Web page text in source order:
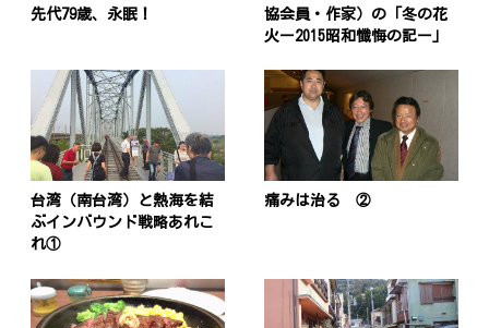
先代79歳、永眠！
協会員・作家）の「冬の花
火ー2015昭和懺悔の記ー」
台湾（南台湾）と熱海を結
ぶインバウンド戦略あれこ
れ①
痛みは治る ②